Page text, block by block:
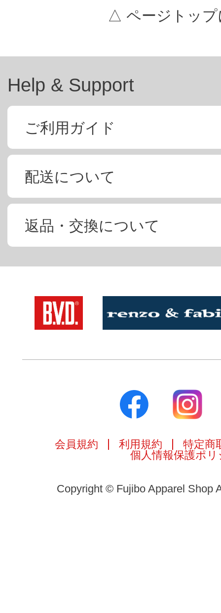
△ ページトップ
Help & Support
ご利用ガイド
配送について
返品・交換について
会員規約 利用規約
特定商
個人情報保護ポリ
Copyright © Fujibo Apparel Shop